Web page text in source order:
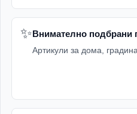
✨Внимателно подбрани
Артикули за дома,